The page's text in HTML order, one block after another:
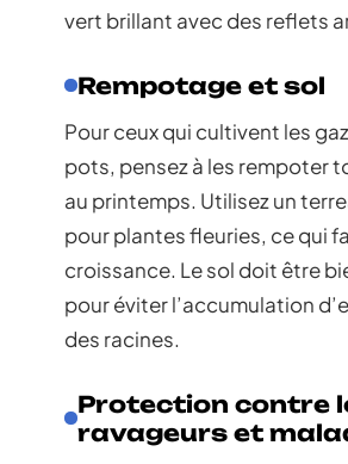
vert brillant avec des reflets
Rempotage et sol
Pour ceux qui cultivent les
pots, pensez à les rempoter
au printemps. Utilisez un
pour plantes fleuries, ce qui
croissance. Le sol doit être
pour éviter l’accumulation
des racines.
Protection contre
ravageurs et